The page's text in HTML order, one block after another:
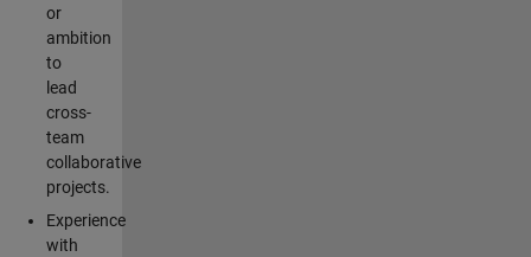
or
ambition
to
lead
cross-
team
collaborative
projects.
Experience
with